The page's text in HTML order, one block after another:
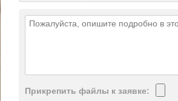
Прикрепить файлы к заявке: